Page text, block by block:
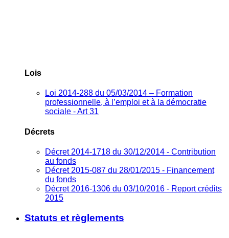
Lois
Loi 2014-288 du 05/03/2014 – Formation
professionnelle, à l’emploi et à la démocratie
sociale - Art 31
Décrets
Décret 2014-1718 du 30/12/2014 - Contribution
au fonds
Décret 2015-087 du 28/01/2015 - Financement
du fonds
Décret 2016-1306 du 03/10/2016 - Report crédits
2015
Statuts et règlements